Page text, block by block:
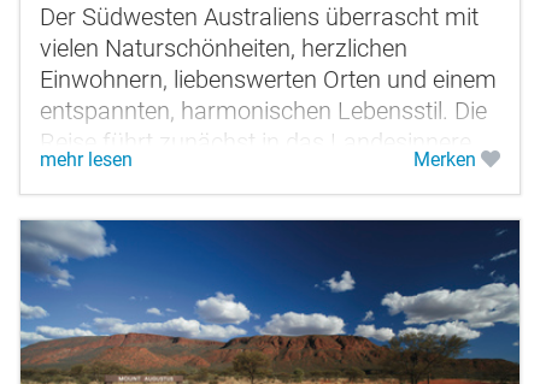
Der Südwesten Australiens überrascht mit
vielen Naturschönheiten, herzlichen
Einwohnern, liebenswerten Orten und einem
entspannten, harmonischen Lebensstil. Die
Reise führt zunächst in das Landesinnere
zum einzigartigen Wave Rock. In...
mehr lesen Merken